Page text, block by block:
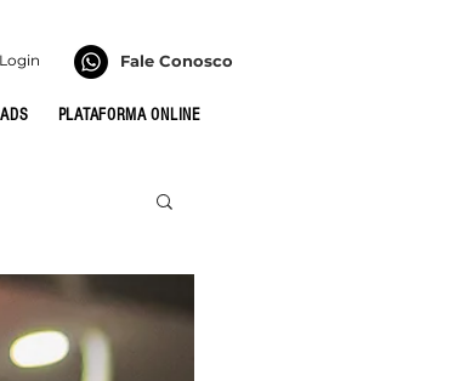
Fale Conosco
PLATAFORMA ONLINE
Login
HONRA